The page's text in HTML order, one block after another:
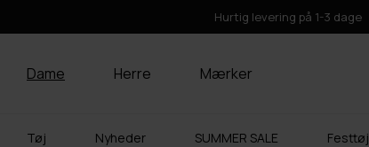
Hurtig levering på 1-3 dage
Dame Herre Mærker
Tøj Nyheder SUMMER SALE Festtøj